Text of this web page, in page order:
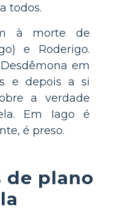
todos.
à morte de
e Roderigo.
em
e depois a si
a verdade
Em Iago é
é preso.
de plano